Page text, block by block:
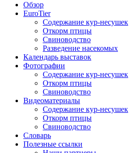
Обзор
EuroTier
Содержание кур-несушек
Откорм птицы
Свиноводство
Разведение насекомых
Календарь выставок
Фотографии
Содержание кур-несушек
Откорм птицы
Свиноводство
Видеоматериалы
Содержание кур-несушек
Откорм птицы
Свиноводство
Словарь
Полезные ссылки